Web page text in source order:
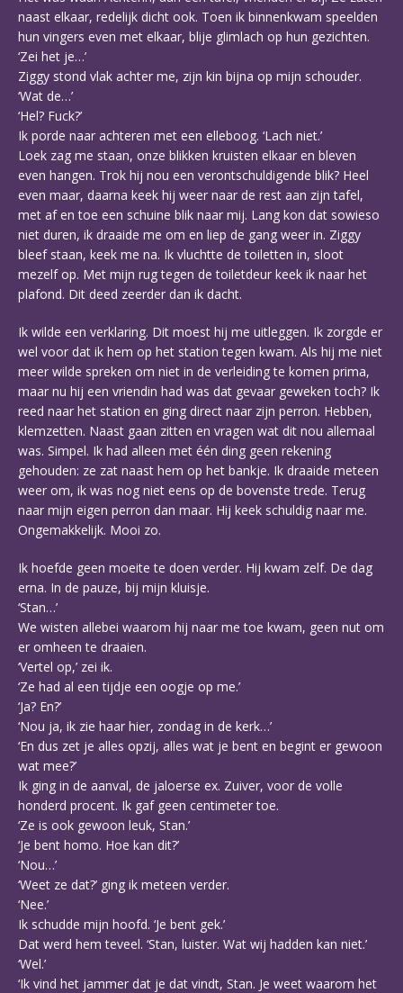
naast elkaar, redelijk dicht ook. Toen ik binnenkwam speelden
hun vingers even met elkaar, blije glimlach op hun gezichten.
‘Zei het je…’
Ziggy stond vlak achter me, zijn kin bijna op mijn schouder.
‘Wat de…’
‘Hel? Fuck?’
Ik porde naar achteren met een elleboog. ‘Lach niet.’
Loek zag me staan, onze blikken kruisten elkaar en bleven
even hangen. Trok hij nou een verontschuldigende blik? Heel
even maar, daarna keek hij weer naar de rest aan zijn tafel,
met af en toe een schuine blik naar mij. Lang kon dat sowieso
niet duren, ik draaide me om en liep de gang weer in. Ziggy
bleef staan, keek me na. Ik vluchtte de toiletten in, sloot
mezelf op. Met mijn rug tegen de toiletdeur keek ik naar het
plafond. Dit deed zeerder dan ik dacht.
Ik wilde een verklaring. Dit moest hij me uitleggen. Ik zorgde er
wel voor dat ik hem op het station tegen kwam. Als hij me niet
meer wilde spreken om niet in de verleiding te komen prima,
maar nu hij een vriendin had was dat gevaar geweken toch? Ik
reed naar het station en ging direct naar zijn perron. Hebben,
klemzetten. Naast gaan zitten en vragen wat dit nou allemaal
was. Simpel. Ik had alleen met één ding geen rekening
gehouden: ze zat naast hem op het bankje. Ik draaide meteen
weer om, ik was nog niet eens op de bovenste trede. Terug
naar mijn eigen perron dan maar. Hij keek schuldig naar me.
Ongemakkelijk. Mooi zo.
Ik hoefde geen moeite te doen verder. Hij kwam zelf. De dag
erna. In de pauze, bij mijn kluisje.
‘Stan…’
We wisten allebei waarom hij naar me toe kwam, geen nut om
er omheen te draaien.
‘Vertel op,’ zei ik.
‘Ze had al een tijdje een oogje op me.’
‘Ja? En?’
‘Nou ja, ik zie haar hier, zondag in de kerk…’
‘En dus zet je alles opzij, alles wat je bent en begint er gewoon
wat mee?’
Ik ging in de aanval, de jaloerse ex. Zuiver, voor de volle
honderd procent. Ik gaf geen centimeter toe.
‘Ze is ook gewoon leuk, Stan.’
‘Je bent homo. Hoe kan dit?’
‘Nou…’
‘Weet ze dat?’ ging ik meteen verder.
‘Nee.’
Ik schudde mijn hoofd. ‘Je bent gek.’
Dat werd hem teveel. ‘Stan, luister. Wat wij hadden kan niet.’
‘Wel.’
‘Ik vind het jammer dat je dat vindt, Stan. Je weet waarom het